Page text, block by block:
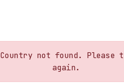
Country not found. Please
again.